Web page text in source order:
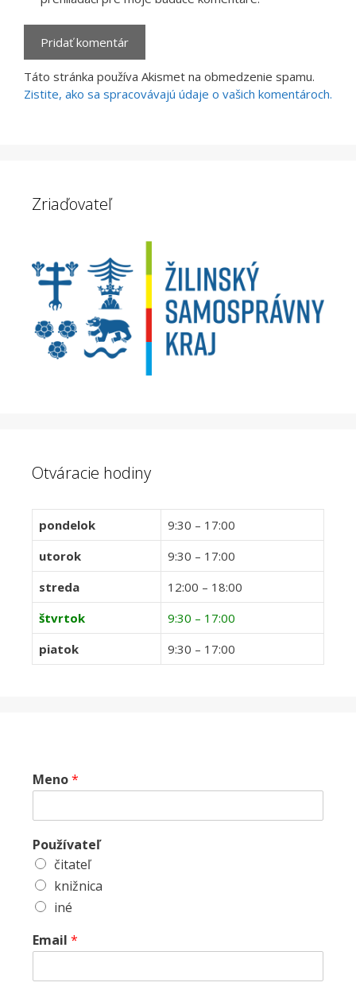
Táto stránka používa Akismet na obmedzenie spamu.
Zistite, ako sa spracovávajú údaje o vašich komentároch.
Zriaďovateľ
Otváracie hodiny
pondelok
9:30 – 17:00
utorok
9:30 – 17:00
streda
12:00 – 18:00
štvrtok
9:30 – 17:00
piatok
9:30 – 17:00
Meno*
Používateľ
čitateľ
knižnica
iné
Email *